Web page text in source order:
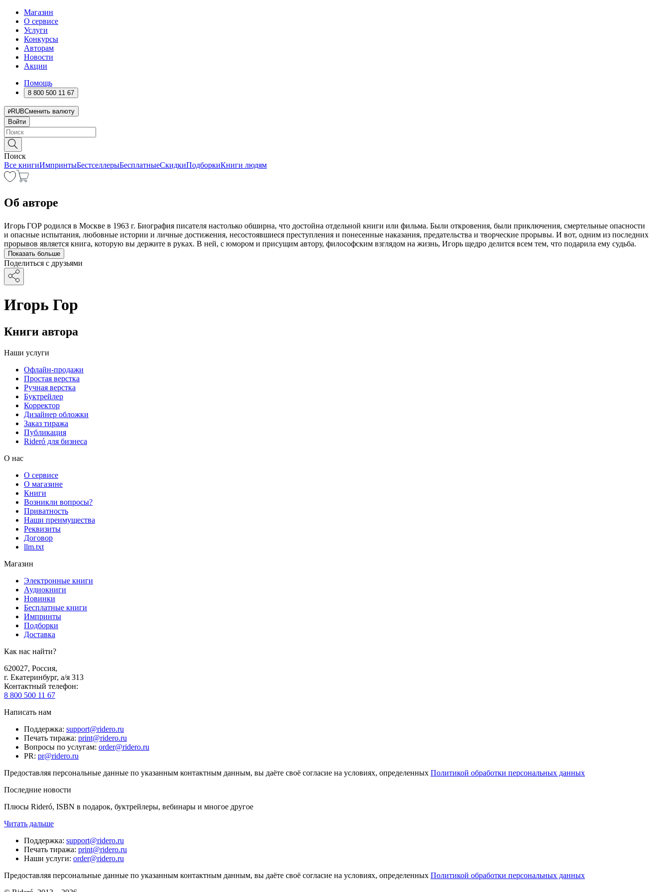
Магазин
О сервисе
Услуги
Конкурсы
Авторам
Новости
Акции
Помощь
8 800 500 11 67
RUBСменить валюту
Войти
Поиск
Все книгиИмпринтыБестселлерыБесплатныеСкидкиПодборкиКниги людям
Об авторе
Игорь ГОР родился в Москве в 1963 г. Биография писателя настолько обширна, что достойна отдельной книги или фильма. Были откровения, были приключения, смертельные опасности
и опасные испытания, любовные истории и личные достижения, несостоявшиеся преступления и понесенные наказания, предательства и творческие прорывы. И вот, одним из последних
прорывов является книга, которую вы держите в руках. В ней, с юмором и присущим автору, философским взглядом на жизнь, Игорь щедро делится всем тем, что подарила ему судьба.
Показать больше
Поделиться с друзьями
Игорь Гор
Книги автора
Наши услуги
Офлайн-продажи
Простая верстка
Ручная верстка
Буктрейлер
Корректор
Дизайнер обложки
Заказ тиража
Публикация
Rideró для бизнеса
О нас
О сервисе
О магазине
Книги
Возникли вопросы?
Приватность
Наши преимущества
Реквизиты
Договор
llm.txt
Магазин
Электронные книги
Аудиокниги
Новинки
Бесплатные книги
Импринты
Подборки
Доставка
Как нас найти?
620027, Россия,
г. Екатеринбург, а/я 313
Контактный телефон:
8 800 500 11 67
Написать нам
Поддержка: support@ridero.ru
Печать тиража: print@ridero.ru
Вопросы по услугам: order@ridero.ru
PR: pr@ridero.ru
Предоставляя персональные данные по указанным контактным данным, вы даёте своё согласие на условиях, определенных Политикой обработки персональных данных
Последние новости
Плюсы Rideró, ISBN в подарок, буктрейлеры, вебинары и многое другое
Читать дальше
Поддержка: support@ridero.ru
Печать тиража: print@ridero.ru
Наши услуги: order@ridero.ru
Предоставляя персональные данные по указанным контактным данным, вы даёте своё согласие на условиях, определенных Политикой обработки персональных данных